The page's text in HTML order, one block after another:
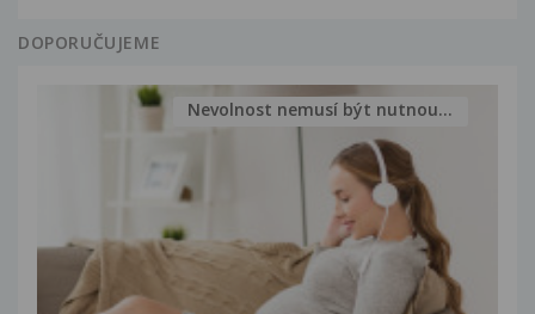
DOPORUČUJEME
Nevolnost nemusí být nutnou...